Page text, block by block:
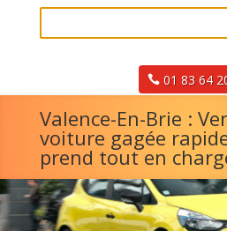
01 83 64
Valence-En-Brie :
voiture gagée
prend tout en